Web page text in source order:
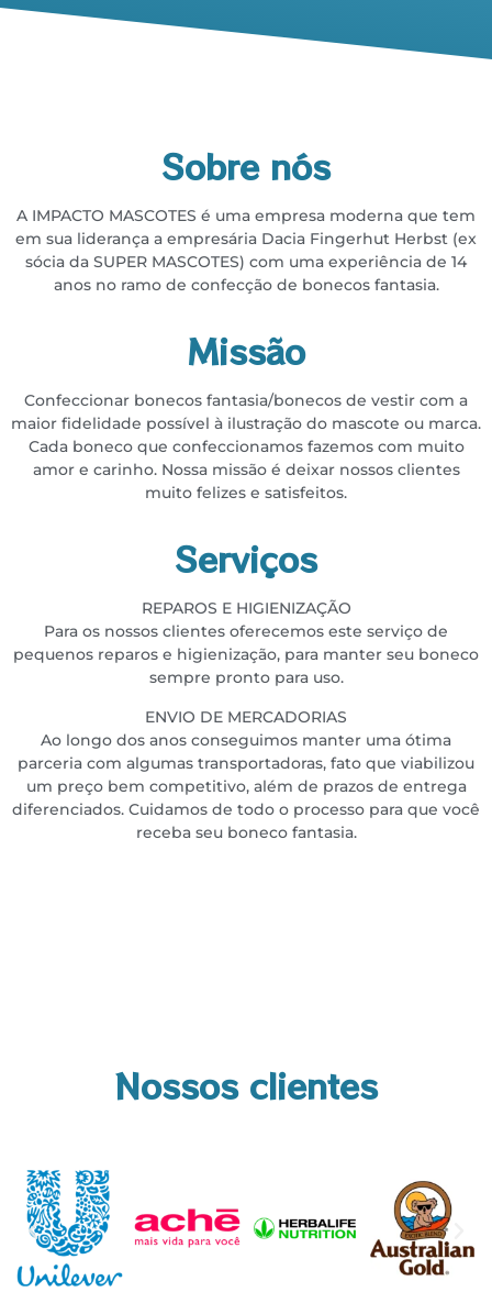
Sobre nós
A IMPACTO MASCOTES é uma empresa moderna que tem
em sua liderança a empresária Dacia Fingerhut Herbst (ex
sócia da SUPER MASCOTES) com uma experiência de 14
anos no ramo de confecção de bonecos fantasia.
Missão
Confeccionar bonecos fantasia/bonecos de vestir com a
maior fidelidade possível à ilustração do mascote ou marca.
Cada boneco que confeccionamos fazemos com muito
amor e carinho. Nossa missão é deixar nossos clientes
muito felizes e satisfeitos.
Serviços
REPAROS E HIGIENIZAÇÃO
Para os nossos clientes oferecemos este serviço de
pequenos reparos e higienização, para manter seu boneco
sempre pronto para uso.
ENVIO DE MERCADORIAS
Ao longo dos anos conseguimos manter uma ótima
parceria com algumas transportadoras, fato que viabilizou
um preço bem competitivo, além de prazos de entrega
diferenciados. Cuidamos de todo o processo para que você
receba seu boneco fantasia.
Nossos clientes